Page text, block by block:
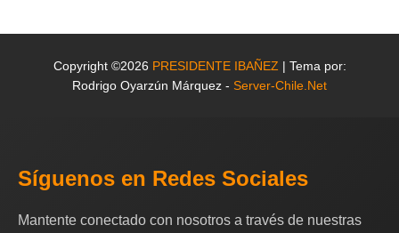
Copyright ©2026 PRESIDENTE IBAÑEZ | Tema por:
Rodrigo Oyarzún Márquez - Server-Chile.Net
Síguenos en Redes Sociales
Mantente conectado con nosotros a través de nuestras